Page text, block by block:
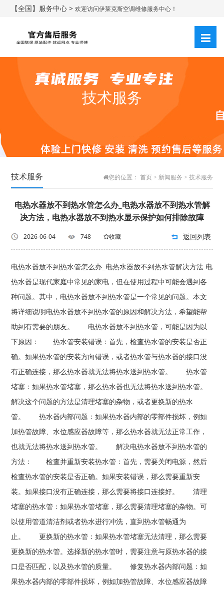
【全国】服务中心 >欢迎访问伊莱克斯空调维修服务中心！
技术服务
技术服务 您的位置： 首页> 新闻服务 > 技术服务
电热水器放不到热水管怎么办_电热水器放不到热水管解
决方法，电热水器放不到热水显示保护如何排除故障
2026-06-04 748 收藏 返回列表
电热水器放不到热水管怎么办_电热水器放不到热水管解决方法 电
热水器是现代家庭中常见的家电，但在使用过程中可能会遇到各
种问题。其中，电热水器放不到热水管是一个常见的问题。本文
将详细说明电热水器放不到热水管的原因和解决方法，希望能帮
助到有需要的朋友。 电热水器放不到热水管，可能是因为以
下原因： 热水管安装错误：首先，检查热水管的安装是否正
确。如果热水管的安装方向错误，或者热水管与热水器的接口没
有正确连接，那么热水器就无法将热水送到热水管。 热水管
堵塞：如果热水管堵塞，那么热水器也无法将热水送到热水管。
解决这个问题的方法是清理堵塞的杂物，或者更换新的热水
管。 热水器内部问题：如果热水器内部的零部件损坏，例如
加热管故障、水位感应器故障等，那么热水器就无法正常工作，
也就无法将热水送到热水管。 解决电热水器放不到热水管的
方法： 检查并重新安装热水管：首先，需要关闭电源，然后
检查热水管的安装是否正确。如果安装错误，那么需要重新安
装。如果接口没有正确连接，那么需要将接口连接好。 清理
堵塞的热水管：如果热水管堵塞，那么需要清理堵塞的杂物。可
以使用管道清洁剂或者热水进行冲洗，直到热水管畅通为
止。 更换新的热水管：如果热水管堵塞无法清理，那么需要
更换新的热水管。选择新的热水管时，需要注意与原热水器的接
口是否匹配，以及热水管的质量。 修复热水器内部问题：如
果热水器内部的零部件损坏，例如加热管故障、水位感应器故障